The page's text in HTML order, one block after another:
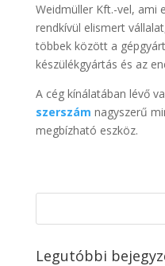
Weidmüller Kft.-vel, ami
rendkívül elismert
többek között a
készülékgyártás és az
A cég kínálatában lévő
szerszám nagyszerű
megbízható eszköz.
Legutóbbi